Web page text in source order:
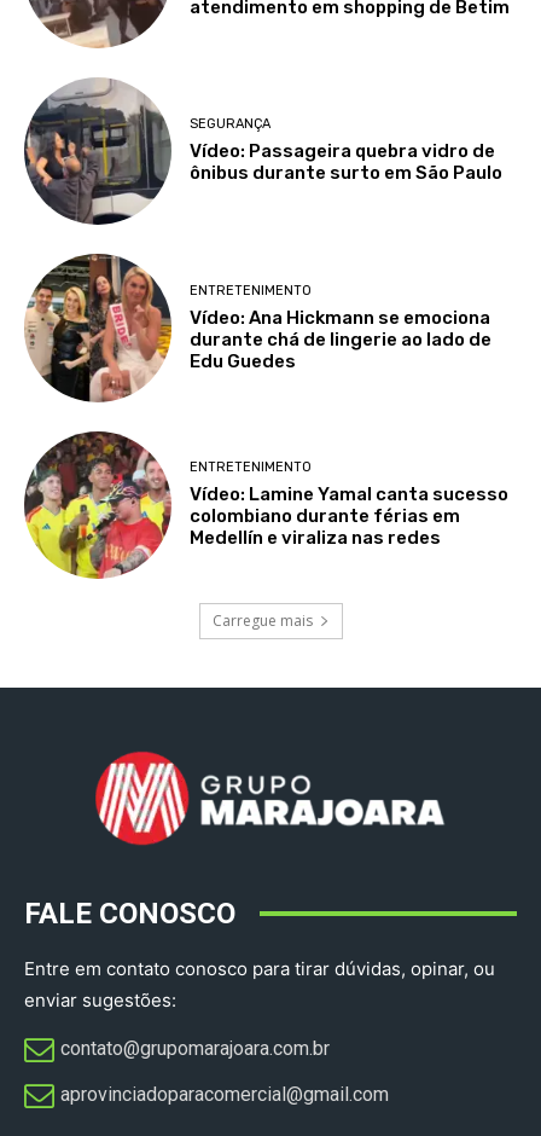
atendimento em shopping de Betim
SEGURANÇA
Vídeo: Passageira quebra vidro de
ônibus durante surto em São Paulo
ENTRETENIMENTO
Vídeo: Ana Hickmann se emociona
durante chá de lingerie ao lado de
Edu Guedes
ENTRETENIMENTO
Vídeo: Lamine Yamal canta sucesso
colombiano durante férias em
Medellín e viraliza nas redes
Carregue mais
FALE CONOSCO
Entre em contato conosco para tirar dúvidas, opinar, ou
enviar sugestões:
contato@grupomarajoara.com.br
aprovinciadoparacomercial@gmail.com​